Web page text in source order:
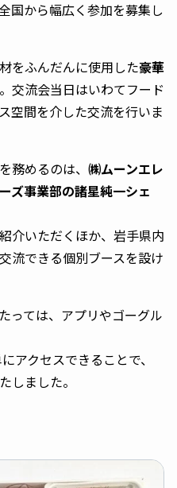
国から幅広く参加を募集し
をふんだんに使用した豪華
交流会当日はいわてフード
空間を介した交流を行いま
務めるのは、 ㈱ムーンエレ
ズ事業部の諸星純一シェ
介いただくほか、岩手県内
流できる個別ブースを設け
っては、アプリやゴーグル
アクセスできることで、
しました。